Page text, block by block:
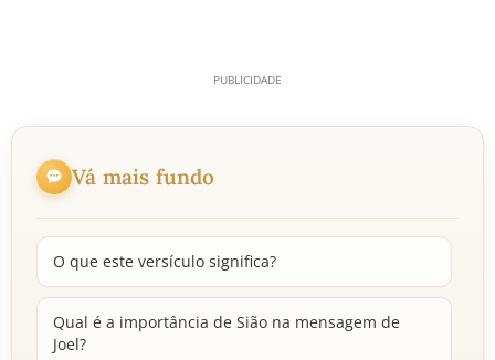
Vá mais fundo
O que este versículo significa?
Qual é a importância de Sião na mensagem de
Joel?